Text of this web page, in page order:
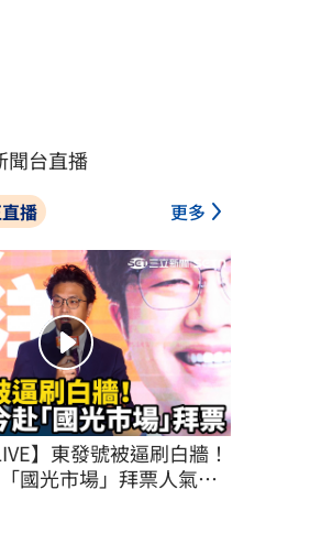
聞台直播
播 更多
】東發號被逼刷白牆！
國光市場」拜票人氣不